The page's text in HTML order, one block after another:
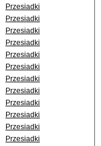
Przesiadki
Przesiadki
Przesiadki
Przesiadki
Przesiadki
Przesiadki
Przesiadki
Przesiadki
Przesiadki
Przesiadki
Przesiadki
Przesiadki